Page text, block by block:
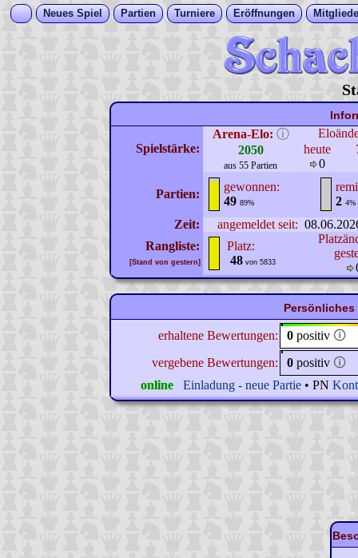
Neues Spiel Partien Turniere Eröffnungen
Spielstärke:
Arena-Elo: ⓘ
2050
aus 55 Partien
heute
0
Partien:
gewonnen:
49 89%
2 4%
Zeit: angemeldet seit:
Rangliste:
[Stand von gestern]
Platz:
48 von 5833
Persönliches
erhaltene Bewertungen: 0 positiv 🛈
vergebene Bewertungen:
0 positiv 🛈
online
Einladung - neue Partie• PN